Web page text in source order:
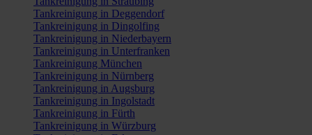
Tankreinigung in Deggendorf
Tankreinigung in Dingolfing
Tankreinigung in Niederbayern
Tankreinigung in Unterfranken
Tankreinigung München
Tankreinigung in Nürnberg
Tankreinigung in Augsburg
Tankreinigung in Ingolstadt
Tankreinigung in Fürth
Tankreinigung in Würzburg